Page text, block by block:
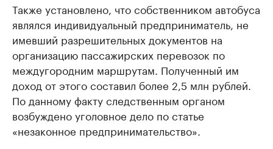
Также установлено, что собственником автобуса
являлся индивидуальный предприниматель, не
имевший разрешительных документов на
организацию пассажирских перевозок по
междугородним маршрутам. Полученный им
доход от этого составил более 2,5 млн рублей.
По данному факту следственным органом
возбуждено уголовное дело по статье
«незаконное предпринимательство».